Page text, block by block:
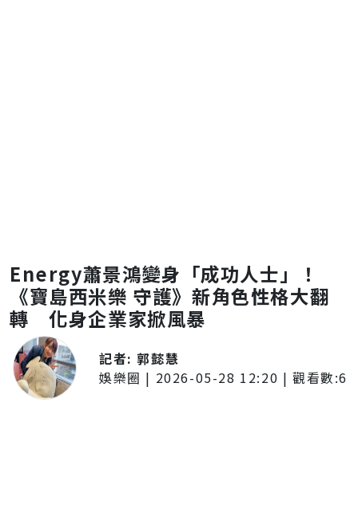
Energy蕭景鴻變身「成功人士」！
《寶島西米樂 守護》新角色性格大翻
轉 化身企業家掀風暴
記者:郭懿慧
娛樂圈 | 2026-05-28 12:20 | 觀看數:6